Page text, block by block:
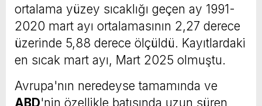
ortalama yüzey sıcaklığı geçen ay 1991-
2020 mart ayı ortalamasının 2,27 derece
üzerinde 5,88 derece ölçüldü. Kayıtlardaki
en sıcak mart ayı, Mart 2025 olmuştu.
Avrupa'nın neredeyse tamamında ve
ABD'nin özellikle batısında uzun süren